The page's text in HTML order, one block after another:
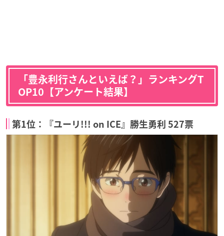
「豊永利行さんといえば？」ランキングT
OP10【アンケート結果】
第1位：『ユーリ!!! on ICE』勝生勇利 527票